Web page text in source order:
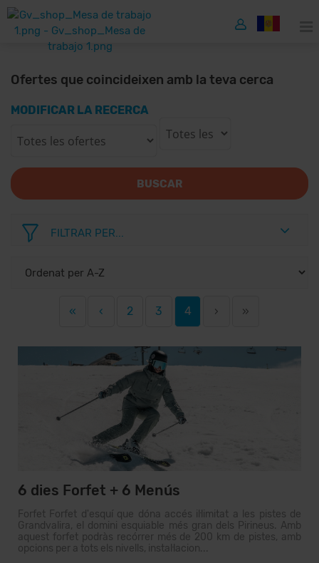
Ofertes que coincideixen amb la teva cerca
MODIFICAR LA RECERCA
BUSCAR
FILTRAR PER...
« ‹ 2 3 4 › »
6 dies Forfet + 6 Menús
Forfet Forfet d'esquí que dóna accés il·limitat a les pistes de
Grandvalira, el domini esquiable més gran dels Pirineus. Amb
aquest forfet podràs recórrer més de 200 km de pistes, amb
opcions per a tots els nivells, instal·lacion...